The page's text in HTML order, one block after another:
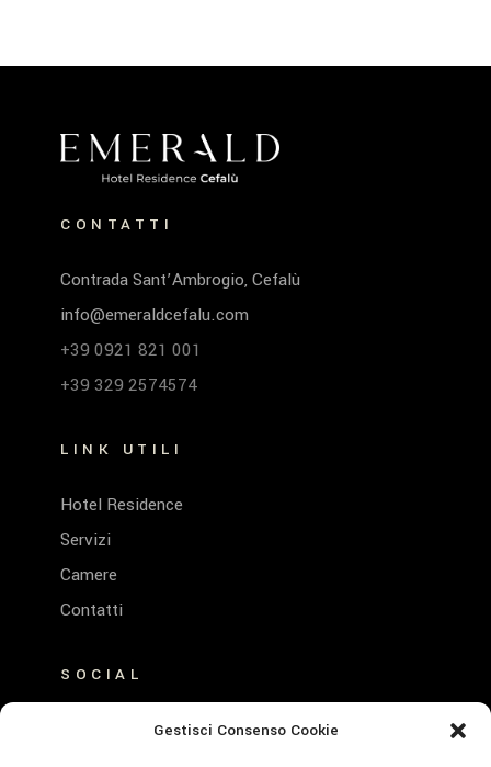
Gestisci Consenso Cookie
CONTATTI
Contrada Sant’Ambrogio, Cefalù
info@emeraldcefalu.com
+39 0921 821 001
+39 329 2574574
LINK UTILI
Hotel Residence
Servizi
Camere
Contatti
SOCIAL